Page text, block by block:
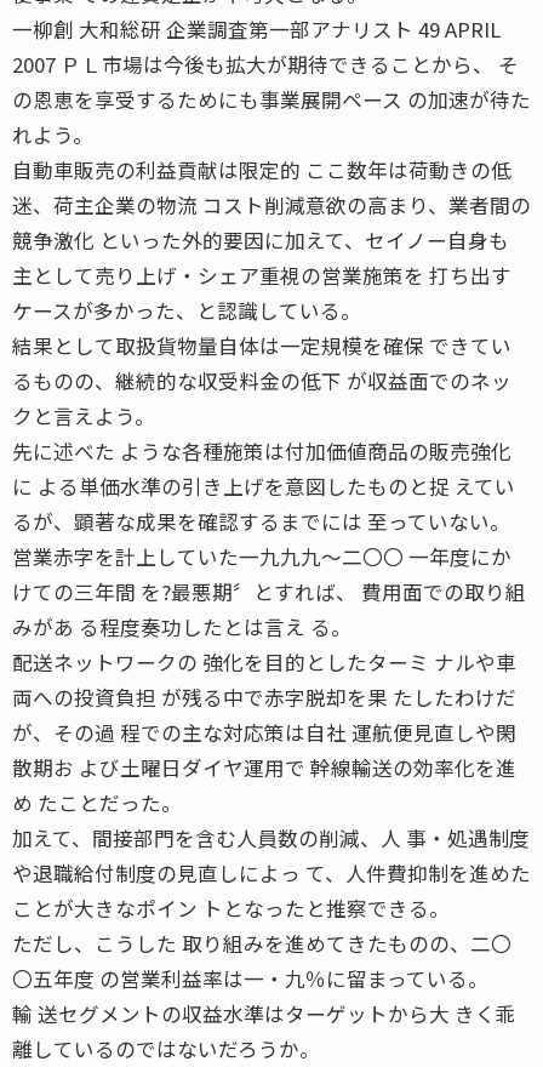
一柳創 大和総研 企業調査第一部アナリスト 49 APRIL
2007 ＰＬ市場は今後も拡大が期待できることから、 そ
の恩恵を享受するためにも事業展開ペース の加速が待た
れよう。
自動車販売の利益貢献は限定的 ここ数年は荷動きの低
迷、荷主企業の物流 コスト削減意欲の高まり、業者間の
競争激化 といった外的要因に加えて、セイノー自身も
主として売り上げ・シェア重視の営業施策を 打ち出す
ケースが多かった、と認識している。
結果として取扱貨物量自体は一定規模を確保 できてい
るものの、継続的な収受料金の低下 が収益面でのネッ
クと言えよう。
先に述べた ような各種施策は付加価値商品の販売強化
に よる単価水準の引き上げを意図したものと捉 えてい
るが、顕著な成果を確認するまでには 至っていない。
営業赤字を計上していた一九九九〜二〇〇 一年度にか
けての三年間 を?最悪期〞とすれば、 費用面での取り組
みがあ る程度奏功したとは言え る。
配送ネットワークの 強化を目的としたターミ ナルや車
両への投資負担 が残る中で赤字脱却を果 たしたわけだ
が、その過 程での主な対応策は自社 運航便見直しや閑
散期お よび土曜日ダイヤ運用で 幹線輸送の効率化を進
め たことだった。
加えて、間接部門を含む人員数の削減、人 事・処遇制度
や退職給付制度の見直しによっ て、人件費抑制を進めた
ことが大きなポイン トとなったと推察できる。
ただし、こうした 取り組みを進めてきたものの、二〇
〇五年度 の営業利益率は一・九％に留まっている。
輸 送セグメントの収益水準はターゲットから大 きく乖
離しているのではないだろうか。